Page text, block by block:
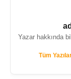
Yazar hakkında
Tüm